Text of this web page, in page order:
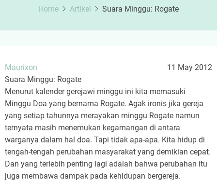
Home Artikel Suara Minggu: Rogate
Maurixon
11 May 2012
Suara Minggu: Rogate
Menurut kalender gerejawi minggu ini kita memasuki
Minggu Doa yang bernama Rogate. Agak ironis jika gereja
yang setiap tahunnya merayakan minggu Rogate namun
ternyata masih menemukan kegamangan di antara
warganya dalam hal doa. Tapi tidak apa-apa. Kita hidup di
tengah-tengah perubahan masyarakat yang demikian cepat.
Dan yang terlebih penting lagi adalah bahwa perubahan itu
juga membawa dampak pada kehidupan bergereja.